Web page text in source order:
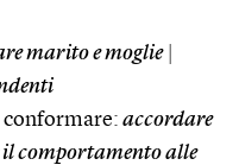
marito e moglie
accordare
comportamento alle